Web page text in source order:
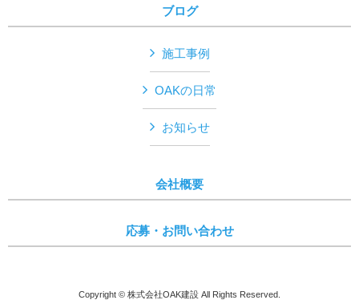
ブログ
施工事例
OAKの日常
お知らせ
会社概要
応募・お問い合わせ
Copyright © 株式会社OAK建設 All Rights Reserved.